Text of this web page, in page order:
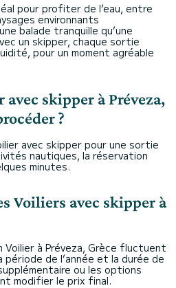
pour profiter de l’eau, entre
environnants
balade tranquille qu’une
un skipper, chaque sortie
pour un moment agréable
skipper à Préveza,
?
avec skipper pour une sortie
nautiques, la réservation
minutes.
Voiliers avec skipper à
à Préveza, Grèce fluctuent
période de l’année et la durée de
ou les options
modifier le prix final.